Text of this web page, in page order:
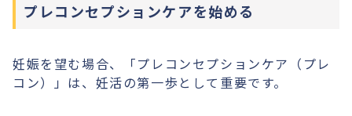
プレコンセプションケアを始める
妊娠を望む場合、「プレコンセプションケア（プレ
コン）」は、妊活の第一歩として重要です。